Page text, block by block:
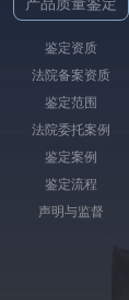
产品质量鉴定
鉴定资质
法院备案资质
鉴定范围
法院委托案例
鉴定案例
鉴定流程
声明与监督